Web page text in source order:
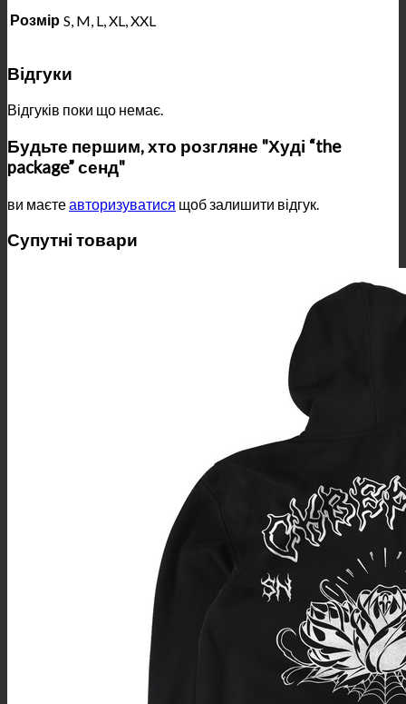
Розмір S, M, L, XL, XXL
Відгуки
Відгуків поки що немає.
Будьте першим, хто розгляне "Худі “the
package” сенд"
ви маєтеавторизуватися щоб залишити відгук.
Супутні товари